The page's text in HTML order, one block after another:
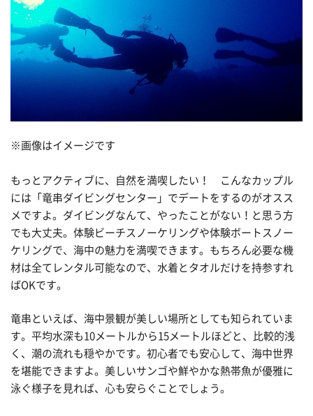
※画像はイメージです
もっとアクティブに、自然を満喫したい！ こんなカップル
には「竜串ダイビングセンター」でデートをするのがオスス
メですよ。ダイビングなんて、やったことがない！と思う方
でも大丈夫。体験ビーチスノーケリングや体験ボートスノー
ケリングで、海中の魅力を満喫できます。もちろん必要な機
材は全てレンタル可能なので、水着とタオルだけを持参すれ
ばOKです。
竜串といえば、海中景観が美しい場所としても知られていま
す。平均水深も10メートルから15メートルほどと、比較的浅
く、潮の流れも穏やかです。初心者でも安心して、海中世界
を堪能できますよ。美しいサンゴや鮮やかな熱帯魚が優雅に
泳ぐ様子を見れば、心も安らぐことでしょう。